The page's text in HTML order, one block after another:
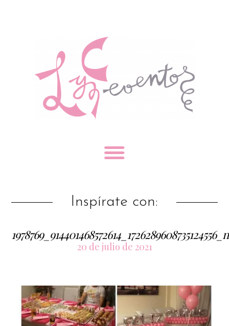
Inspírate con:
20 de julio de 2021